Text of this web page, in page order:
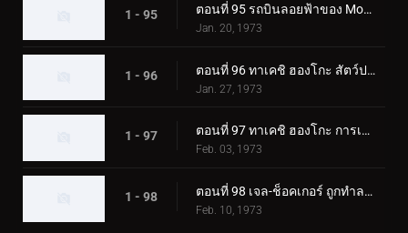
1 - 95 ตอนที่ 95 รถบินลอยฟ้าของ Monster Garaox
Jan. 20, 1973
1 - 96 ตอนที่ 96 ทาเคชิ ฮองโกะ สัตว์ประหลาดกระบองเพชรถูกเปิดเผย!?
Jan. 27, 1973
1 - 97 ตอนที่ 97 ทาเคชิ ฮองโกะ การเปลี่ยนแปลงที่เป็นไปไม่ได้
Feb. 03, 1973
1 - 98 ตอนที่ 98 เจล-ช็อคเกอร์ ถูกทำลายล้าง! จุดจบของผู้นำ!!
Feb. 10, 1973